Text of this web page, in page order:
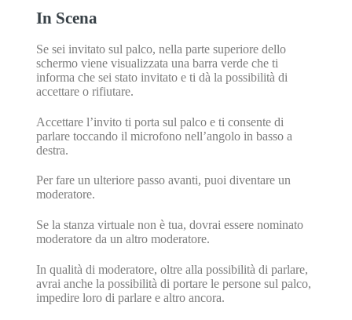
In Scena
Se sei invitato sul palco, nella parte superiore dello
schermo viene visualizzata una barra verde che ti
informa che sei stato invitato e ti dà la possibilità di
accettare o rifiutare.
Accettare l’invito ti porta sul palco e ti consente di
parlare toccando il microfono nell’angolo in basso a
destra.
Per fare un ulteriore passo avanti, puoi diventare un
moderatore.
Se la stanza virtuale non è tua, dovrai essere nominato
moderatore da un altro moderatore.
In qualità di moderatore, oltre alla possibilità di parlare,
avrai anche la possibilità di portare le persone sul palco,
impedire loro di parlare e altro ancora.